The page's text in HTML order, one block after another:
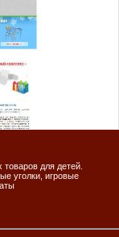
для детей.
уголки, игровые